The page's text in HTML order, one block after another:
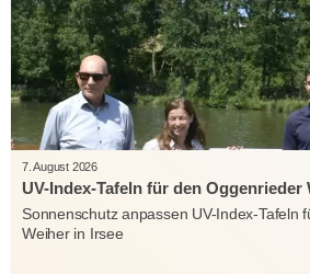
7. August 2026
UV-Index-Tafeln für den Oggenrieder
Sonnenschutz anpassen UV-Index-Tafeln
Weiher in Irsee